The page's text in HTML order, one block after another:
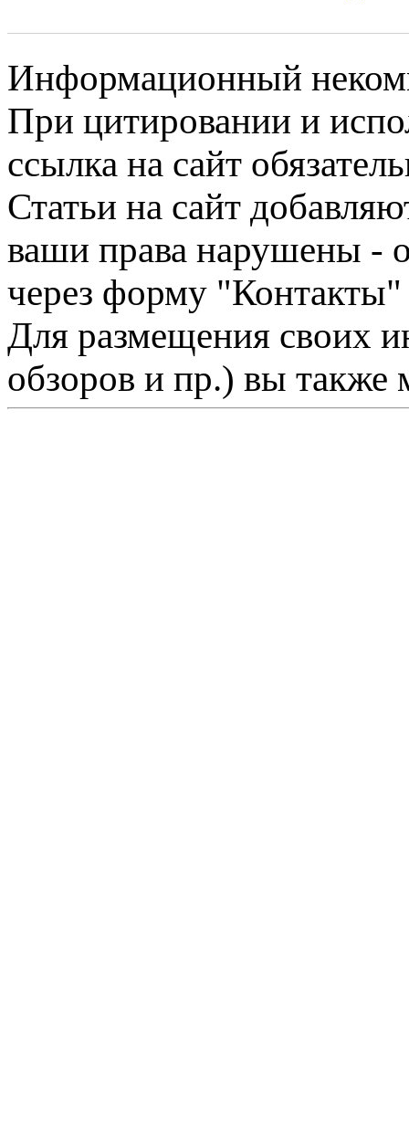
Информационный
При цитировании и
ссылка на сайт
Статьи на сайт
ваши права нарушены -
через форму "Контакты"
Для размещения своих
обзоров и пр.) вы также